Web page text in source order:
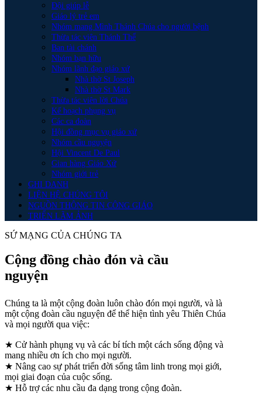
Đội giúp lễ
Giáo lý trẻ em
Nhóm mang Mình Thánh Chúa cho người bệnh
Thừa tác viên Thánh Thể
Ban tài chánh
Nhóm bạn hữu
Nhóm lãnh đạo giáo xứ
Nhà thờ St Joseph
Nhà thờ St Mark
Thừa tác viên lời Chúa
Kế hoạch phụng vụ
Các ca đoàn
Hội đồng mục vụ giáo xứ
Nhóm cầu nguyện
Hội Vincent De Paul
Gian hàng Giáo Xứ
Nhóm giới trẻ
GHI DANH
LIỆN HỆ CHÚNG TÔI
NGUỒN THÔNG TIN CÔNG GIÁO
TRIỂN LÃM ẢNH
SỨ MẠNG CỦA CHÚNG TA
Cộng đồng chào đón và cầu
nguyện
Chúng ta là một cộng đoàn luôn chào đón mọi người, và là
một cộng đoàn cầu nguyện để thể hiện tình yêu Thiên Chúa
và mọi người qua việc:
★ Cử hành phụng vụ và các bí tích một cách sống động và
mang nhiều ơn ích cho mọi người.
★ Nâng cao sự phát triển đời sống tâm linh trong mọi giới,
mọi giai đoạn của cuộc sống.
★ Hỗ trợ các nhu cầu đa dạng trong cộng đoàn.